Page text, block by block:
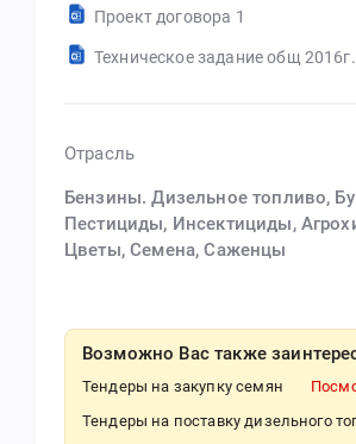
Проект договора 1
Техническое задание общ
Отрасль
Бензины. Дизельное топливо,
Пестициды, Инсектициды,
Цветы, Семена, Саженцы
Возможно Вас также
Тендеры на закупку семян
Тендеры на поставку дизельного